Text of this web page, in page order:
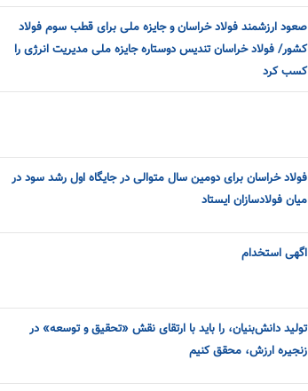
صعود ارزشمند فولاد خراسان و جایزه ملی برای قطب سوم فولاد
کشور/ فولاد خراسان تندیس دوستاره جایزه ملی مدیریت انرژی را
کسب کرد
فولاد خراسان برای دومین سال متوالی در جایگاه اول رشد سود در
میان فولادسازان ایستاد
اگهی استخدام
تولید دانش‌بنیان، را باید با ارتقای نقش «تحقیق و‌ توسعه» در
زنجیره ارزش، محقق کنیم